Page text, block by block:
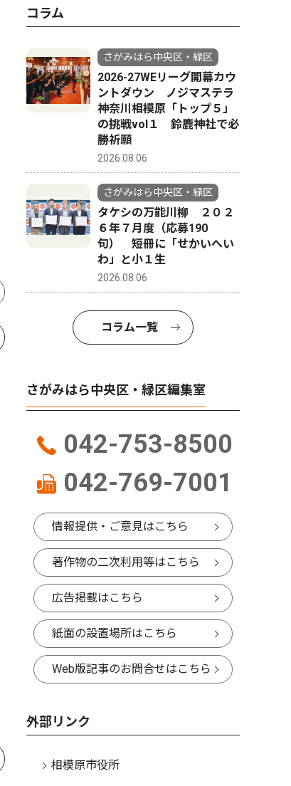
社会
さがみはら中央区・緑区 2026.08.04
９月５日に開催される相模原
納涼花火大会の実行委員長が
ラジオ出演 ＰＲに奔走
さがみはら
の旧校舎
「橋本駅
コラム
さがみはら中央区・緑区
2026-27WEリーグ開幕カウ
ントダウン ノジマステラ
神奈川相模原「トップ５」
の挑戦vol１ 鈴鹿神社で必
勝祈願
2026.08.06
さがみはら中央区・緑区
タケシの万能川柳 ２０２
６年７月度（応募190
句） 短冊に「せかいへい
わ」と小１生
2026.08.06
コラム一覧
さがみはら中央区・緑区編集室
042-753-8500
042-769-7001
情報提供・ご意見はこちら
著作物の二次利用等はこちら
広告掲載はこちら
紙面の設置場所はこちら
Web版記事のお問合せはこちら
外部リンク
相模原市役所